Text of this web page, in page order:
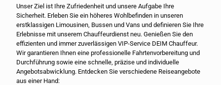
Unser Ziel ist Ihre Zufriedenheit und unsere Aufgabe Ihre
Sicherheit. Erleben Sie ein höheres Wohlbefinden in unseren
erstklassigen Limousinen, Bussen und Vans und definieren Sie Ihre
Erlebnisse mit unserem Chauffeurdienst neu. Genießen Sie den
effizienten und immer zuverlässigen VIP-Service DEIM Chauffeur.
Wir garantieren Ihnen eine professionelle Fahrtenvorbereitung und
Durchführung sowie eine schnelle, präzise und individuelle
Angebotsabwicklung. Entdecken Sie verschiedene Reiseangebote
aus einer Hand: